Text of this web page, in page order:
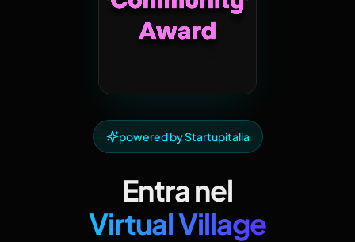
powered by Startupitalia
Entra nel
Virtual Village